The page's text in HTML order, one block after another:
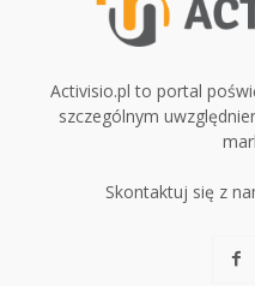
Activisio.pl to portal
szczególnym
Skontaktuj się z